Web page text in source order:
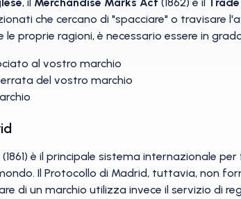
che cercano di "spacciare" o travisare
le proprie ragioni, è necessario essere in
al vostro marchio
del vostro marchio
(1861) è il principale sistema internazionale
Il Protocollo di Madrid, tuttavia, non
di un marchio utilizza invece il servizio di